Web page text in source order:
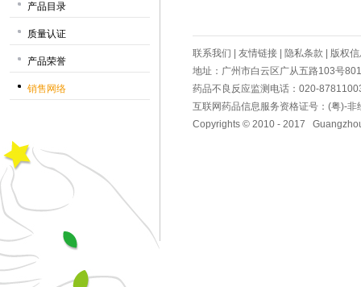
产品目录
质量认证
产品荣誉
销售网络
联系我们 友情链接 隐私条款
版权
地址：广州市白云区广从五路103
药品不良反应监测电话：020-
互联网药品信息服务资格证号：(粤)-
Copyrights © 2010 - 2017